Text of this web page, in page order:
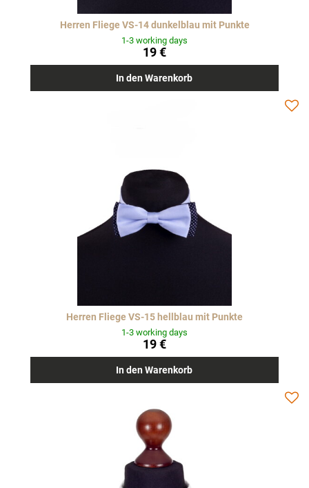
Herren Fliege VS-14 dunkelblau mit Punkte
1-3 working days
19 €
In den Warenkorb
Herren Fliege VS-15 hellblau mit Punkte
1-3 working days
19 €
In den Warenkorb